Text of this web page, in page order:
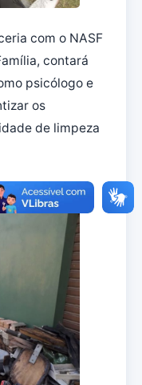
com o NASF
contará
psicólogo e
os
de limpeza